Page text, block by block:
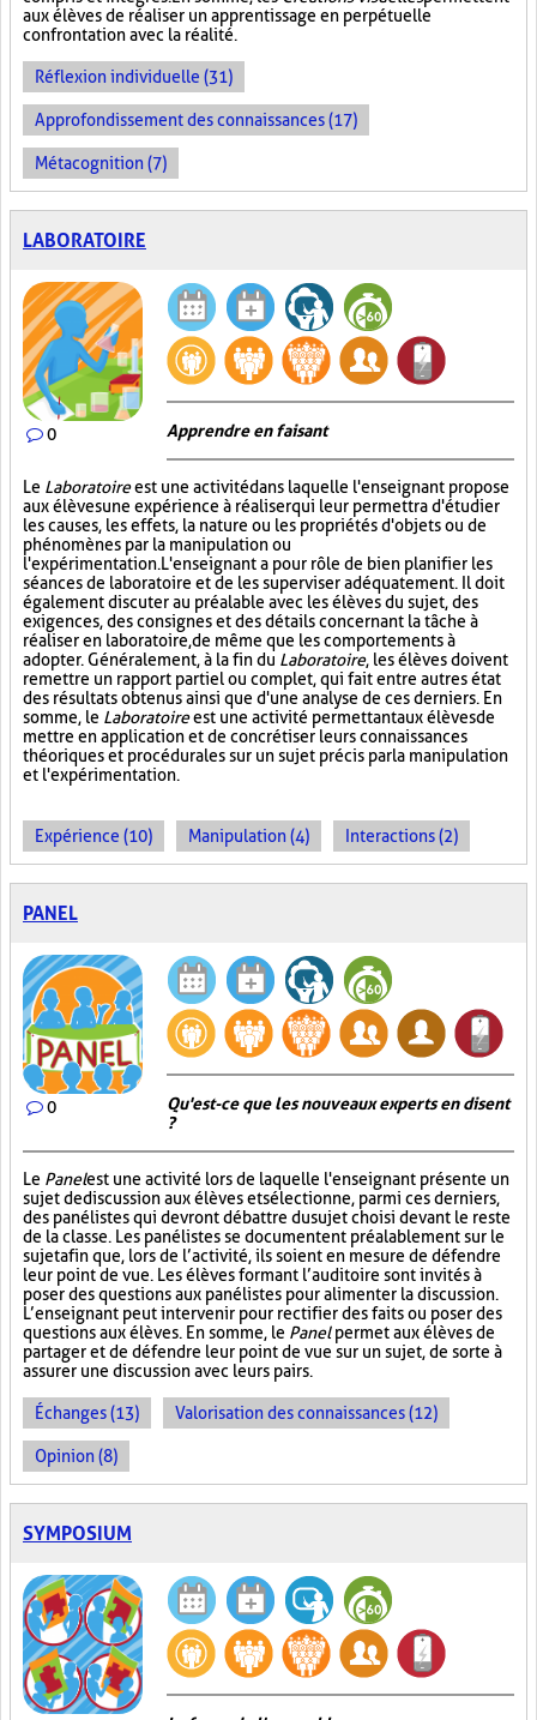
aux élèves de réaliser un apprentissage en perpétuelle
confrontation avec la réalité.
Réflexion individuelle (31)
Approfondissement des connaissances (17)
Métacognition (7)
LABORATOIRE
0 Apprendre en faisant
Le Laboratoireest une activité dans laquelle l'enseignant propose
aux élèves une expérience à réaliser qui leur permettra d'étudier
les causes, les effets, la nature ou les propriétés d'objets ou de
phénomènes par la manipulation ou
l'expérimentation. L'enseignant a pour rôle de bien planifier les
séances de laboratoire et de les superviser adéquatement. Il doit
également discuter au préalable avec les élèves du sujet, des
exigences, des consignes et des détails concernant la tâche à
réaliser en laboratoire, de même que les comportements à
adopter. Généralement, à la fin du Laboratoire, les élèves doivent
remettre un rapport partiel ou complet, qui fait entre autres état
des résultats obtenus ainsi que d'une analyse de ces derniers. En
somme, le Laboratoireest une activité permettant aux élèves de
mettre en application et de concrétiser leurs connaissances
théoriques et procédurales sur un sujet précis par la manipulation
et l'expérimentation.
Expérience (10) Manipulation (4) Interactions (2)
PANEL
0
Qu'est-ce que les nouveaux experts en disent
?
Le Panelest une activité lors de laquelle l'enseignant présente un
sujet de discussion aux élèves et sélectionne, parmi ces derniers,
des panélistes qui devront débattre du sujet choisi devant le reste
de la classe. Les panélistes se documentent préalablement sur le
sujet afin que, lors de l’activité, ils soient en mesure de défendre
leur point de vue. Les élèves formant l’auditoire sont invités à
poser des questions aux panélistes pour alimenter la discussion.
L’enseignant peut intervenir pour rectifier des faits ou poser des
questions aux élèves. En somme, le Panelpermet aux élèves de
partager et de défendre leur point de vue sur un sujet, de sorte à
assurer une discussion avec leurs pairs.
Échanges (13) Valorisation des connaissances (12)
Opinion (8)
SYMPOSIUM